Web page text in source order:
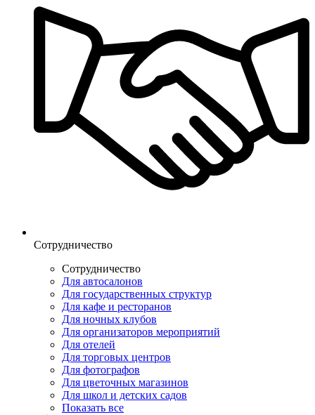
Сотрудничество
Сотрудничество
Для автосалонов
Для государственных структур
Для кафе и ресторанов
Для ночных клубов
Для организаторов мероприятий
Для отелей
Для торговых центров
Для фотографов
Для цветочных магазинов
Для школ и детских садов
Показать все